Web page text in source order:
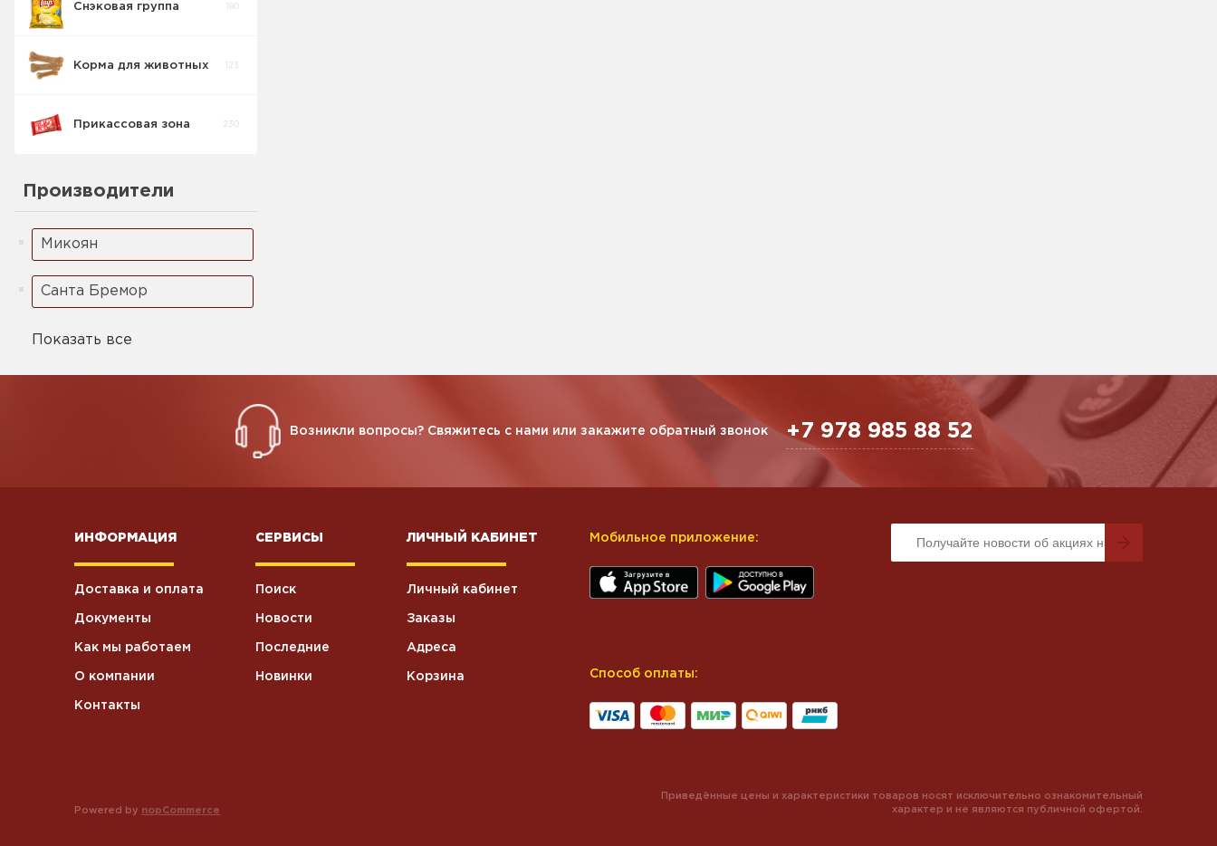
Кукурузные
Снэковая группа 190
Корма для животных 123
Прикассовая зона 230
Производители
Микоян
Санта Бремор
Показать все
Возникли вопросы? Свяжитесь с нами или закажите обратный звонок +7 978 985 88 52
ИНФОРМАЦИЯ
Доставка и оплата
Документы
Как мы работаем
О компании
Контакты
СЕРВИСЫ
Поиск
Новости
Последние
Новинки
ЛИЧНЫЙ КАБИНЕТ
Личный кабинет
Заказы
Адреса
Корзина
Мобильное приложение:
Способ оплаты:
Powered by nopCommerce
Приведённые цены и характеристики товаров носят исключительно ознакомительный
характер и не являются публичной офертой.